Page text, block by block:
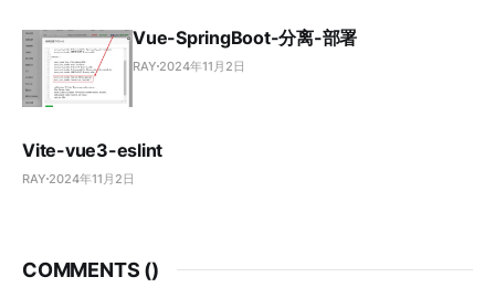
Vue-SpringBoot-分离-部署
RAY 2024年11月2日
Vite-vue3-eslint
RAY 2024年11月2日
COMMENTS ()